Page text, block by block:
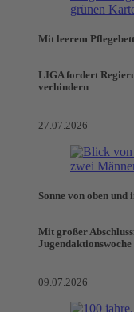
Mit leerem
LIGA fordert
verhindern
27.07.2026
Sonne von oben und
Mit großer
09.07.2026